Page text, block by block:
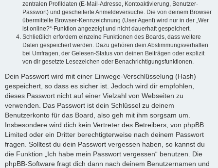
zentralen Profildaten (E-Mail-Adresse, Kontoaktivierung, Benutzer-
Passwort) und gescheiterte Anmeldeversuche. Die von deinem Browser
übermittelte Browser-Kennzeichnung (User Agent) wird nur in der „Wer
ist online?“-Funktion angezeigt und nicht dauerhaft gespeichert.
Schließlich erfordern einzelne Funktionen des Boards, dass weitere
Daten gespeichert werden. Dazu gehören dein Abstimmungsverhalten
bei Umfragen, der Gelesen-Status von deinen Beiträgen oder explizit
von dir gesetzte Lesezeichen oder Benachrichtigungsfunktionen.
Dein Passwort wird mit einer Einwege-Verschlüsselung (Hash)
gespeichert, so dass es sicher ist. Jedoch wird dir empfohlen,
dieses Passwort nicht auf einer Vielzahl von Webseiten zu
verwenden. Das Passwort ist dein Schlüssel zu deinem
Benutzerkonto für das Board, also geh mit ihm sorgsam um.
Insbesondere wird dich kein Vertreter des Betreibers, von phpBB
Limited oder ein Dritter berechtigterweise nach deinem Passwort
fragen. Solltest du dein Passwort vergessen haben, so kannst du
die Funktion „Ich habe mein Passwort vergessen“ benutzen. Die
phpBB-Software fragt dich dann nach deinem Benutzernamen und